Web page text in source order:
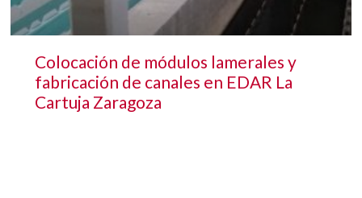
Colocación de módulos lamerales y
fabricación de canales en EDAR La
Cartuja Zaragoza